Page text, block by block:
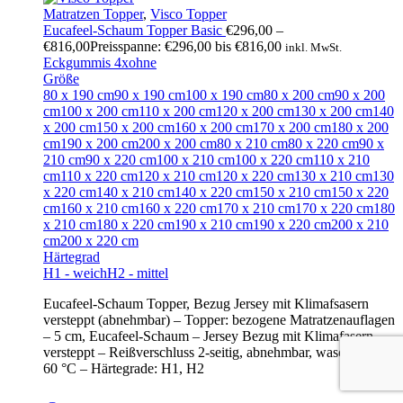
Matratzen Topper, Visco Topper
Eucafeel-Schaum Topper Basic €296,00 –
€816,00Preisspanne: €296,00 bis €816,00 inkl. MwSt.
Eckgummis 4xohne
Größe
80 x 190 cm90 x 190 cm100 x 190 cm80 x 200 cm90 x 200
cm100 x 200 cm110 x 200 cm120 x 200 cm130 x 200 cm140
x 200 cm150 x 200 cm160 x 200 cm170 x 200 cm180 x 200
cm190 x 200 cm200 x 200 cm80 x 210 cm80 x 220 cm90 x
210 cm90 x 220 cm100 x 210 cm100 x 220 cm110 x 210
cm110 x 220 cm120 x 210 cm120 x 220 cm130 x 210 cm130
x 220 cm140 x 210 cm140 x 220 cm150 x 210 cm150 x 220
cm160 x 210 cm160 x 220 cm170 x 210 cm170 x 220 cm180
x 210 cm180 x 220 cm190 x 210 cm190 x 220 cm200 x 210
cm200 x 220 cm
Härtegrad
H1 - weichH2 - mittel
Eucafeel-Schaum Topper, Bezug Jersey mit Klimafsasern
versteppt (abnehmbar) – Topper: bezogene Matratzenauflagen
– 5 cm, Eucafeel-Schaum – Jersey Bezug mit Klimafasern
versteppt – Reißverschluss 2-seitig, abnehmbar, waschbar bis
60 °C – Härtegrade: H1, H2